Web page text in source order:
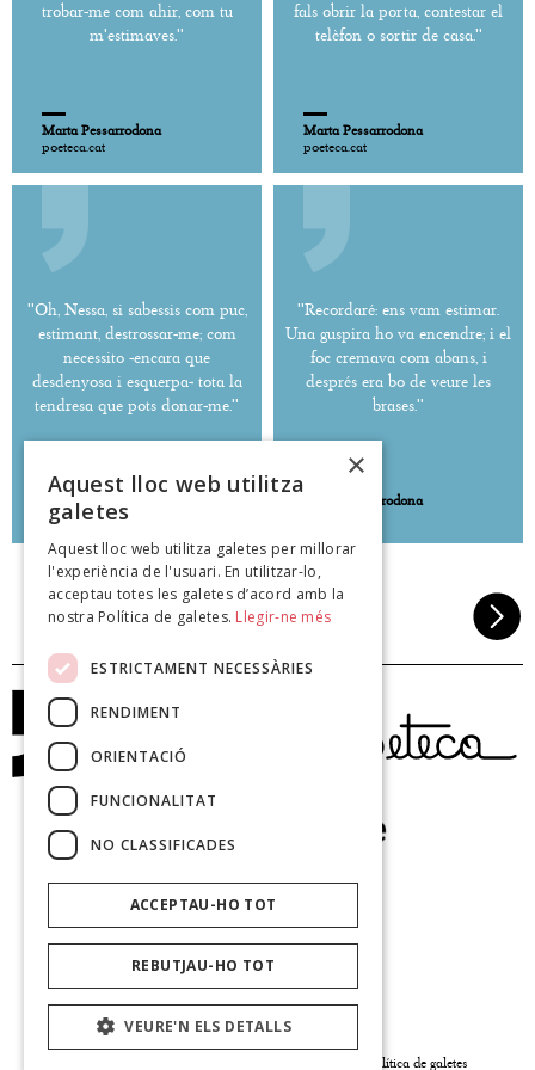
trobar-me com ahir, com tu
m'estimaves.''
Marta Pessarrodona
poeteca.cat
fals obrir la porta, contestar el
telèfon o sortir de casa.''
Marta Pessarrodona
poeteca.cat
''Oh, Nessa, si sabessis com puc,
estimant, destrossar-me; com
necessito -encara que
desdenyosa i esquerpa- tota la
tendresa que pots donar-me.''
Marta Pessarrodona
poeteca.cat
''Recordaré: ens vam estimar.
Una guspira ho va encendre; i el
foc cremava com abans, i
després era bo de veure les
brases.''
Marta Pessarrodona
Política de galetes
×
Aquest lloc web utilitza
galetes
Aquest lloc web utilitza galetes per millorar
l'experiència de l'usuari. En utilitzar-lo,
acceptau totes les galetes d’acord amb la
nostra Política de galetes. Llegir-ne més
ESTRICTAMENT NECESSÀRIES
RENDIMENT
ORIENTACIÓ
FUNCIONALITAT
NO CLASSIFICADES
ACCEPTAU-HO TOT
REBUTJAU-HO TOT
VEURE'N ELS DETALLS